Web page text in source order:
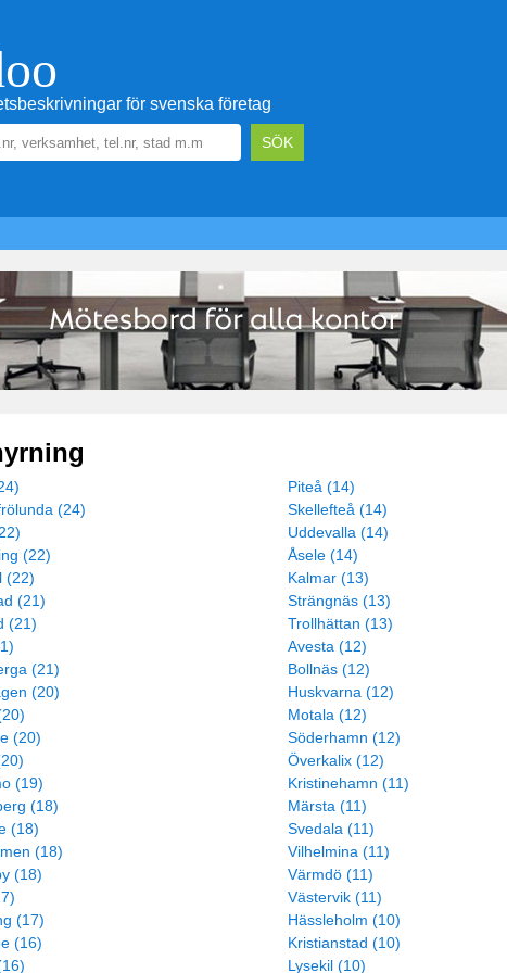
för svenska företag
(24)
(22)
(22)
(21)
(21)
(21)
(20)
(20)
(19)
(18)
(18)
(18)
(18)
(17)
(16)
Piteå (14)
Skellefteå (14)
Uddevalla (14)
Åsele (14)
Kalmar (13)
Strängnäs (13)
Trollhättan (13)
Avesta (12)
Bollnäs (12)
Huskvarna (12)
Motala (12)
Söderhamn (12)
Överkalix (12)
Kristinehamn (11)
Märsta (11)
Svedala (11)
Vilhelmina (11)
Värmdö (11)
Västervik (11)
Hässleholm (10)
Kristianstad (10)
Lysekil (10)